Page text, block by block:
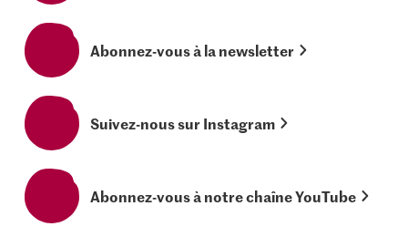
Abonnez-vous à la newsletter
Suivez-nous sur Instagram
Abonnez-vous à notre chaîne YouTube